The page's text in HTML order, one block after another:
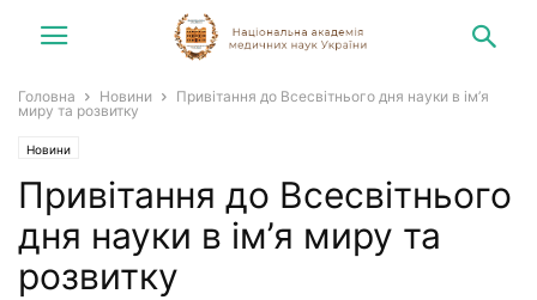
Головна Новини
Привітання до Всесвітнього дня науки в ім’я
миру та розвитку
Новини
Привітання до Всесвітнього
дня науки в ім’я миру та
розвитку